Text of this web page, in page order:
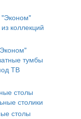
коллекций
тумбы
ТВ
столы
столики
столы